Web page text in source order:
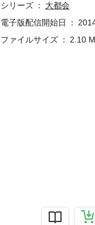
シリーズ
大都会
電子版配信開始日
ファイルサイズ
2.10